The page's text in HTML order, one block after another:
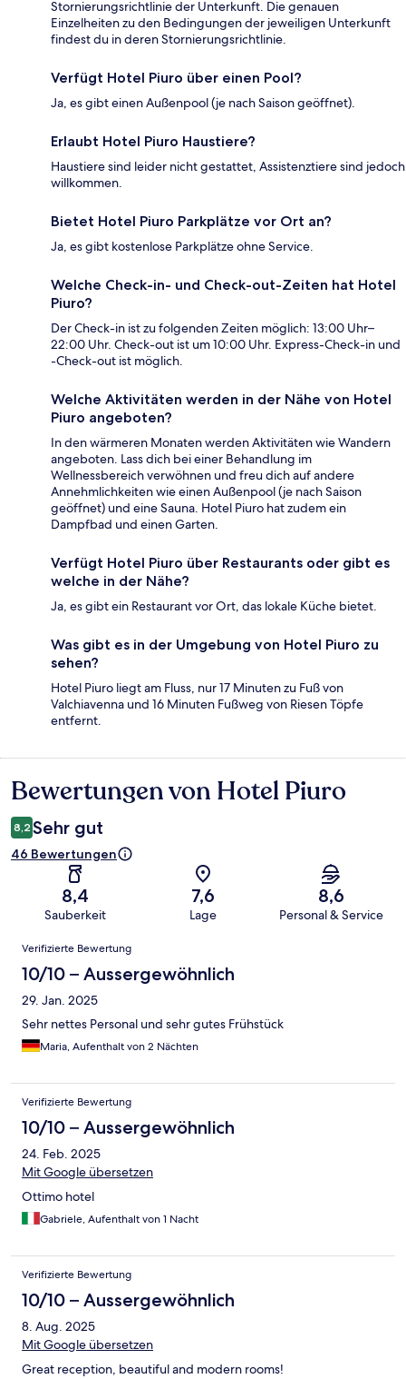
Stornierungsrichtlinie der Unterkunft. Die genauen
Einzelheiten zu den Bedingungen der jeweiligen Unterkunft
findest du in deren Stornierungsrichtlinie.
Verfügt Hotel Piuro über einen Pool?
Ja, es gibt einen Außenpool (je nach Saison geöffnet).
Erlaubt Hotel Piuro Haustiere?
Haustiere sind leider nicht gestattet, Assistenztiere sind jedoch
willkommen.
Bietet Hotel Piuro Parkplätze vor Ort an?
Ja, es gibt kostenlose Parkplätze ohne Service.
Welche Check-in- und Check-out-Zeiten hat Hotel
Piuro?
Der Check-in ist zu folgenden Zeiten möglich: 13:00 Uhr–
22:00 Uhr. Check-out ist um 10:00 Uhr. Express-Check-in und
-Check-out ist möglich.
Welche Aktivitäten werden in der Nähe von Hotel
Piuro angeboten?
In den wärmeren Monaten werden Aktivitäten wie Wandern
angeboten. Lass dich bei einer Behandlung im
Wellnessbereich verwöhnen und freu dich auf andere
Annehmlichkeiten wie einen Außenpool (je nach Saison
geöffnet) und eine Sauna. Hotel Piuro hat zudem ein
Dampfbad und einen Garten.
Verfügt Hotel Piuro über Restaurants oder gibt es
welche in der Nähe?
Ja, es gibt ein Restaurant vor Ort, das lokale Küche bietet.
Was gibt es in der Umgebung von Hotel Piuro zu
sehen?
Hotel Piuro liegt am Fluss, nur 17 Minuten zu Fuß von
Valchiavenna und 16 Minuten Fußweg von Riesen Töpfe
entfernt.
Bewertungen
Bewertungen von Hotel Piuro
8,2 Sehr gut
46 Bewertungen
8,4
Sauberkeit
7,6
Lage
8,6
Personal & Service
Bewertungen
Verifizierte Bewertung
10/10 – Aussergewöhnlich
29. Jan. 2025
Sehr nettes Personal und sehr gutes Frühstück
Maria, Aufenthalt von 2 Nächten
Verifizierte Bewertung
10/10 – Aussergewöhnlich
24. Feb. 2025
Mit Google übersetzen
Ottimo hotel
Gabriele, Aufenthalt von 1 Nacht
Verifizierte Bewertung
10/10 – Aussergewöhnlich
8. Aug. 2025
Mit Google übersetzen
Great reception, beautiful and modern rooms!